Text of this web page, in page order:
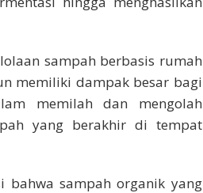
sampah berbasis rumah
memiliki dampak besar bagi
memilah dan mengolah
yang berakhir di tempat
bahwa sampah organik yang